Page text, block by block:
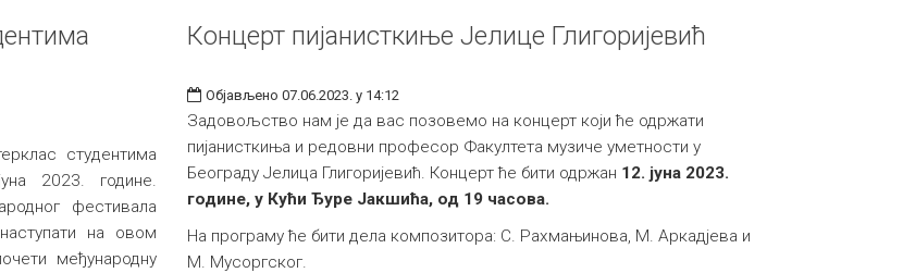
студентима
2023. године.
фестивала
на овом
међународну
Концерт пијанисткиње Јелице Глигоријевић
Објављено 07.06.2023. у 14:12
Задовољство нам је да вас позовемо на концерт који ће одржати
пијанисткиња и редовни професор Факултета музиче уметности у
Београду Јелица Глигоријевић. Концерт ће бити одржан 12. јуна 2023.
године, у Кући Ђуре Јакшића, од 19 часова.
На програму ће бити дела композитора: С. Рахмањинова, М. Аркадјева и
М. Мусоргског.